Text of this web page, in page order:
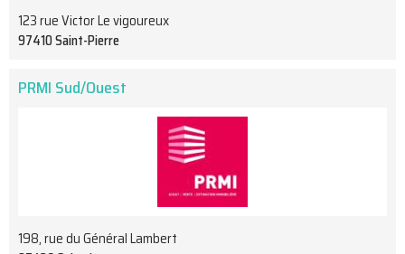
123 rue Victor Le vigoureux
97410 Saint-Pierre
PRMI Sud/Ouest
198, rue du Général Lambert